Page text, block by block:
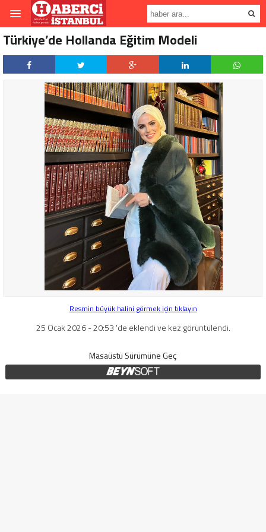
Türkiye’de Hollanda Eğitim Modeli
Resmin büyük halini görmek için tıklayın
25 Ocak 2026 - 20:53 'de eklendi ve kez görüntülendi.
Masaüstü Sürümüne Geç